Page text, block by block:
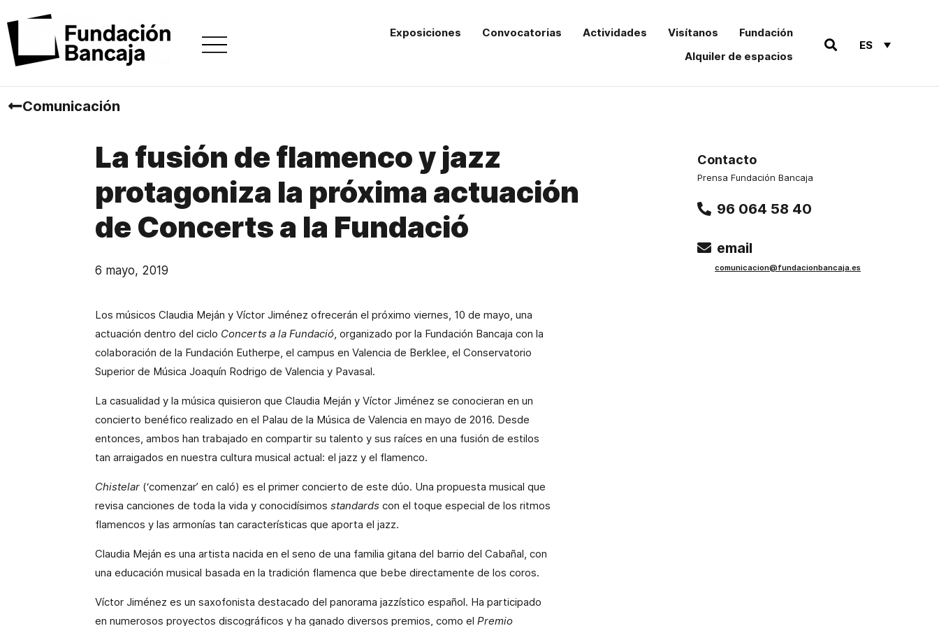
Exposiciones Convocatorias Actividades Visítanos
Fundación
Alquiler de espacios
ES
Comunicación
La fusión de flamenco y jazz
protagoniza la próxima actuación
de Concerts a la Fundació
6 mayo, 2019
Los músicos Claudia Meján y Víctor Jiménez ofrecerán el próximo viernes, 10 de mayo, una
actuación dentro del ciclo Concerts a la Fundació, organizado por la Fundación Bancaja con la
colaboración de la Fundación Eutherpe, el campus en Valencia de Berklee, el Conservatorio
Superior de Música Joaquín Rodrigo de Valencia y Pavasal.
La casualidad y la música quisieron que Claudia Meján y Víctor Jiménez se conocieran en un
concierto benéfico realizado en el Palau de la Música de Valencia en mayo de 2016. Desde
entonces, ambos han trabajado en compartir su talento y sus raíces en una fusión de estilos
tan arraigados en nuestra cultura musical actual: el jazz y el flamenco.
Chistelar (‘comenzar’ en caló) es el primer concierto de este dúo. Una propuesta musical que
revisa canciones de toda la vida y conocidísimos standards con el toque especial de los ritmos
flamencos y las armonías tan características que aporta el jazz.
Claudia Meján es una artista nacida en el seno de una familia gitana del barrio del Cabañal, con
una educación musical basada en la tradición flamenca que bebe directamente de los coros.
Víctor Jiménez es un saxofonista destacado del panorama jazzístico español. Ha participado
en numerosos proyectos discográficos y ha ganado diversos premios, como el Premio
Contacto
Prensa Fundación Bancaja
96 064 58 40
email
comunicacion@fundacionbancaja.es